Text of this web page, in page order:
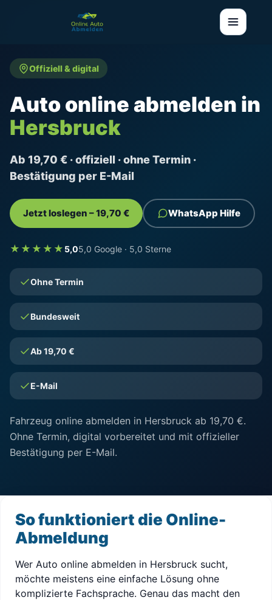
Offiziell & digital
Auto online abmelden in
Hersbruck
Ab 19,70 € · offiziell · ohne Termin ·
Bestätigung per E-Mail
Jetzt loslegen – 19,70 € WhatsApp Hilfe
★★★★★ 5,05,0 Google · 5,0 Sterne
Ohne Termin
Bundesweit
Ab 19,70 €
E-Mail
Fahrzeug online abmelden in Hersbruck ab 19,70 €.
Ohne Termin, digital vorbereitet und mit offizieller
Bestätigung per E-Mail.
So funktioniert die Online-
Abmeldung
Wer Auto online abmelden in Hersbruck sucht,
möchte meistens eine einfache Lösung ohne
komplizierte Fachsprache. Genau das macht den